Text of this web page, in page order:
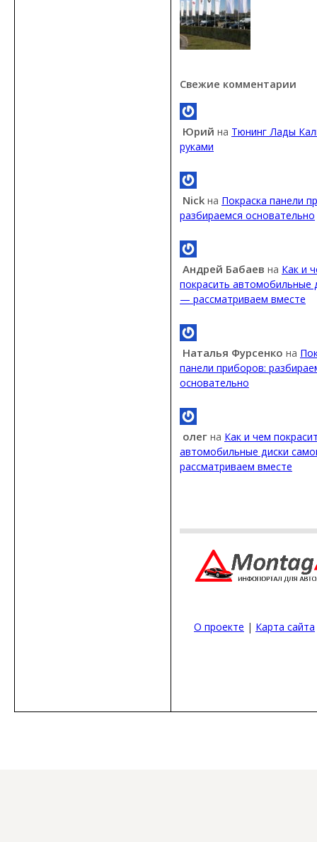
Свежие комментарии
Юрий на Тюнинг Лады
руками
Nick на Покраска панели
разбираемся основательно
Андрей Бабаев на Как и
покрасить автомобильные
— рассматриваем вместе
Наталья Фурсенко на
панели приборов:
основательно
олег на Как и чем
автомобильные диски
рассматриваем вместе
О проекте | Карта сайта